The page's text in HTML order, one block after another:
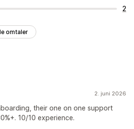
2
omtaler
2. juni 2026
their one on one support
10/10 experience.